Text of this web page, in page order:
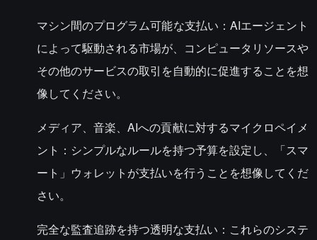
マシン間のプログラム可能な支払い：AIエージェント
によって駆動される市場が、コンピュータリソースや
その他のサービスの取引を自動的に促進することを想
像してください。
メディア、音楽、AIへの貢献に対するマイクロペイメ
ント：シンプルなルールを持つ予算を設定し、「スマ
ート」ウォレットが支払いを行うことを想像してくだ
さい。
完全な監査追跡を持つ透明な支払い：これらのシステ